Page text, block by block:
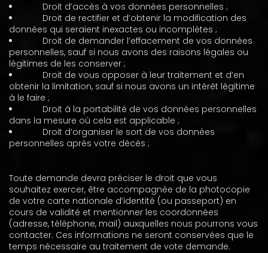
Droit d’accès à vos données personnelles ;
Droit de rectifier et d’obtenir la modification des
données qui seraient inexactes ou incomplètes ;
Droit de demander l’effacement de vos données
personnelles, sauf si nous avons des raisons légales ou
légitimes de les conserver ;
Droit de vous opposer à leur traitement et d’en
obtenir la limitation, sauf si nous avons un intérêt légitime
à le faire ;
Droit à la portabilité de vos données personnelles
dans la mesure où cela est applicable ;
Droit d’organiser le sort de vos données
personnelles après votre décès ;
Toute demande devra préciser le droit que vous
souhaitez exercer, être accompagnée de la photocopie
de votre carte nationale d’identité (ou passeport) en
cours de validité et mentionner les coordonnées
(adresse, téléphone, mail) auxquelles nous pourrons vous
contacter. Ces informations ne seront conservées que le
temps nécessaire au traitement de vote demande.